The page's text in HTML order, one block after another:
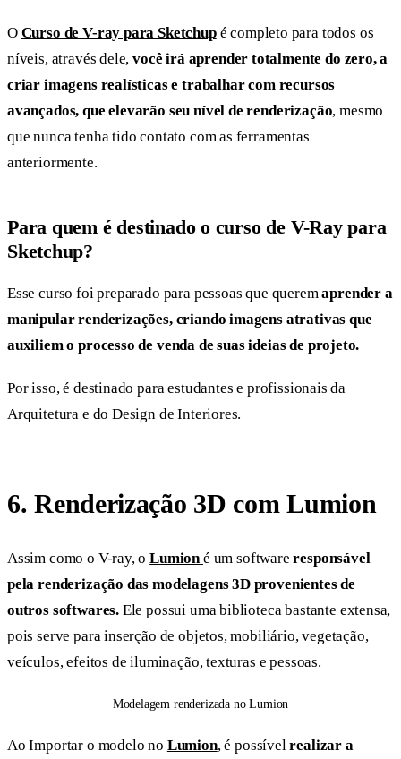
O Curso de V-ray para Sketchup é completo para todos os
níveis, através dele,você irá aprender totalmente do zero, a
criar imagens realísticas e trabalhar com recursos
avançados, que elevarão seu nível de renderização, mesmo
que nunca tenha tido contato com as ferramentas
anteriormente.
Para quem é destinado o curso de V-Ray para
Sketchup?
Esse curso foi preparado para pessoas que queremaprender a
manipular renderizações, criando imagens atrativas que
auxiliem o processo de venda de suas ideias de projeto.
Por isso, é destinado para estudantes e profissionais da
Arquitetura e do Design de Interiores.
6. Renderização 3D com Lumion
Assim como o V-ray, oLumion é um softwareresponsável
pela renderização das modelagens 3D provenientes de
outros softwares. Ele possui uma biblioteca bastante extensa,
pois serve para inserção de objetos, mobiliário, vegetação,
veículos, efeitos de iluminação, texturas e pessoas.
Modelagem renderizada no Lumion
Ao Importar o modelo no Lumion, é possívelrealizar a